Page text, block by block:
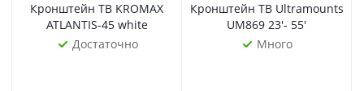
Кронштейн ТВ KROMAX
ATLANTIS-45 white
Достаточно
Кронштейн ТВ Ultramounts
UM869 23'- 55'
Много